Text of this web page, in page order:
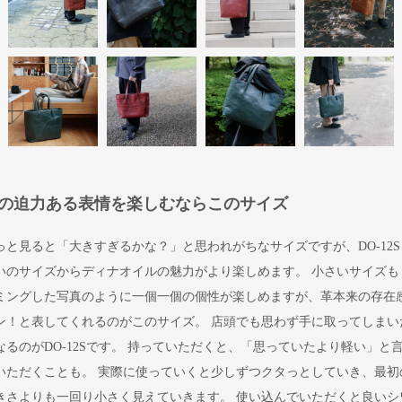
迫力ある表情を楽しむならこのサイズ
と見ると「大きすぎるかな？」と思われがちなサイズですが、DO-12S
のサイズからディナオイルの魅力がより楽しめます。 小さいサイズも
ングした写真のように一個一個の個性が楽しめますが、革本来の存在
！と表してくれるのがこのサイズ。 店頭でも思わず手に取ってしまい
るのがDO-12Sです。 持っていただくと、「思っていたより軽い」と
ただくことも。 実際に使っていくと少しずつクタっとしていき、最初
さよりも一回り小さく見えていきます。 使い込んでいただくと良いシ